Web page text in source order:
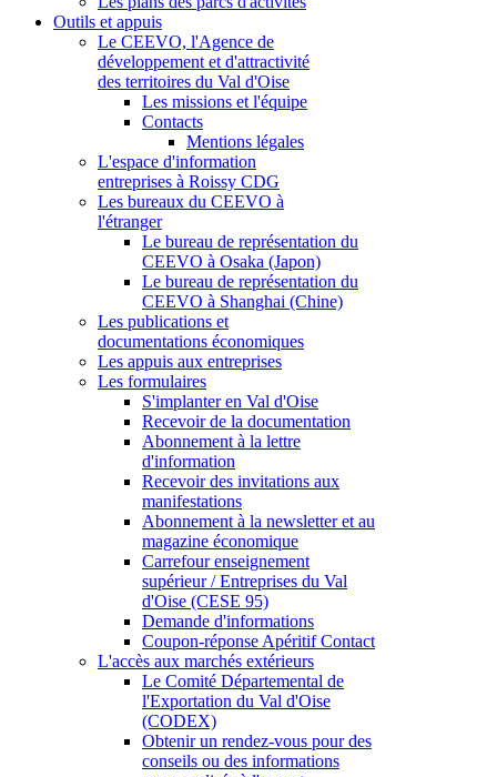
Outils et appuis
Le CEEVO, l'Agence de
développement et d'attractivité
des territoires du Val d'Oise
Les missions et l'équipe
Contacts
Mentions légales
L'espace d'information
entreprises à Roissy CDG
Les bureaux du CEEVO à
l'étranger
Le bureau de représentation du
CEEVO à Osaka (Japon)
Le bureau de représentation du
CEEVO à Shanghai (Chine)
Les publications et
documentations économiques
Les appuis aux entreprises
Les formulaires
S'implanter en Val d'Oise
Recevoir de la documentation
Abonnement à la lettre
d'information
Recevoir des invitations aux
manifestations
Abonnement à la newsletter et au
magazine économique
Carrefour enseignement
supérieur / Entreprises du Val
d'Oise (CESE 95)
Demande d'informations
Coupon-réponse Apéritif Contact
L'accès aux marchés extérieurs
Le Comité Départemental de
l'Exportation du Val d'Oise
(CODEX)
Obtenir un rendez-vous pour des
conseils ou des informations